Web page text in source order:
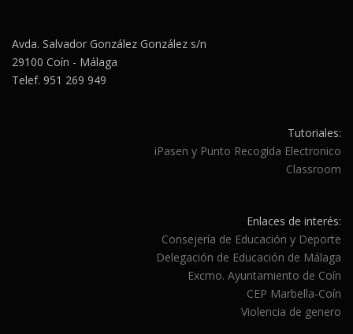
Avda. Salvador González González s/n
29100 Coín - Málaga
Telef. 951 269 949
Tutoriales:
iPasen y Punto Recogida Electronico
Classroom
Enlaces de interés:
Consejería de Educación y Deporte
Delegación de Educación de Málaga
Excmo. Ayuntamiento de Coín
CEP Marbella-Coín
Violencia de genero